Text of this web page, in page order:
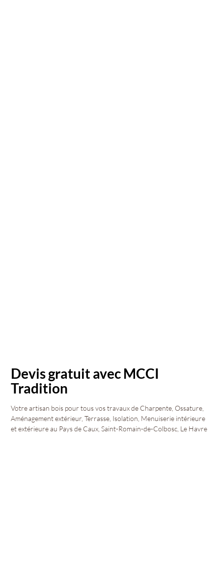
Devis gratuit avec MCCI
Tradition
Votre artisan bois pour tous vos travaux de Charpente, Ossature,
Aménagement extérieur, Terrasse, Isolation, Menuiserie intérieure
et extérieure au Pays de Caux, Saint-Romain-de-Colbosc, Le Havre